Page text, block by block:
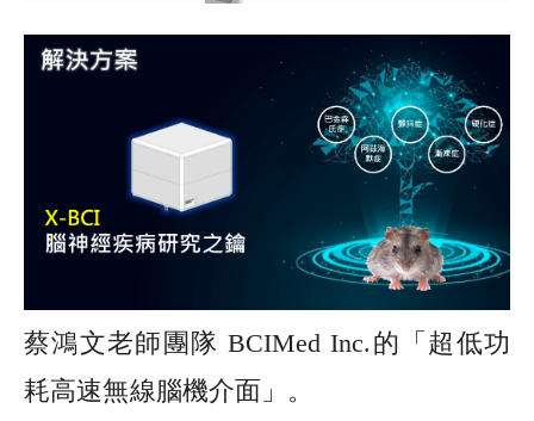
蔡鴻文老師團隊 BCIMed Inc. 的「超低功
耗高速無線腦機介面」。